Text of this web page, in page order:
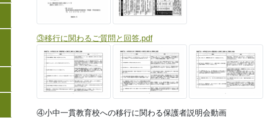
③移行に関わるご質問と回答.pdf
④小中一貫教育校への移行に関わる保護者説明会動画